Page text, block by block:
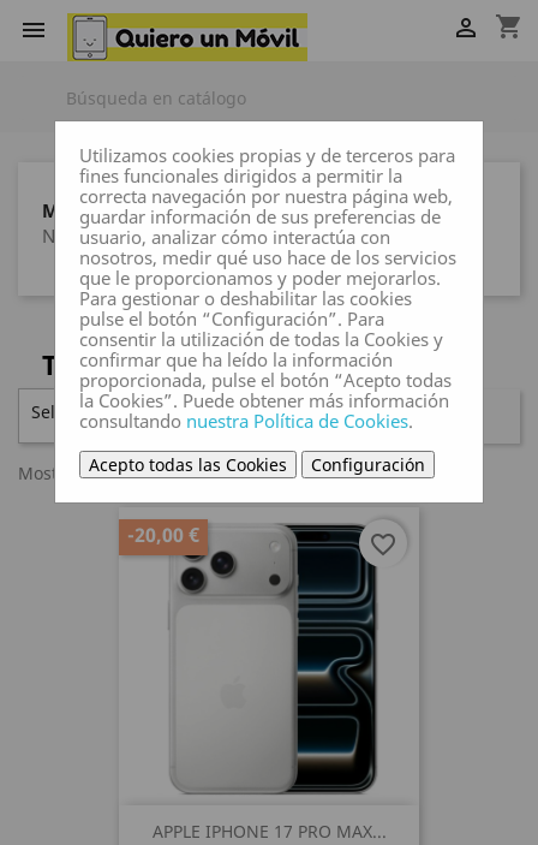
 shopping_cart

MARCAS
Ninguna marca
TELEFONÍA LIBRE
Seleccionar  FILTRAR
Mostrando 1-30 de 107 artículo(s)
APPLE IPHONE 17 PRO MAX...
-20,00 € favorite_border
Utilizamos cookies propias y de terceros para
fines funcionales dirigidos a permitir la
correcta navegación por nuestra página web,
guardar información de sus preferencias de
usuario, analizar cómo interactúa con
nosotros, medir qué uso hace de los servicios
que le proporcionamos y poder mejorarlos.
Para gestionar o deshabilitar las cookies
pulse el botón “Configuración”. Para
consentir la utilización de todas la Cookies y
confirmar que ha leído la información
proporcionada, pulse el botón “Acepto todas
la Cookies”. Puede obtener más información
consultando nuestra Política de Cookies.
Acepto todas las Cookies Configuración